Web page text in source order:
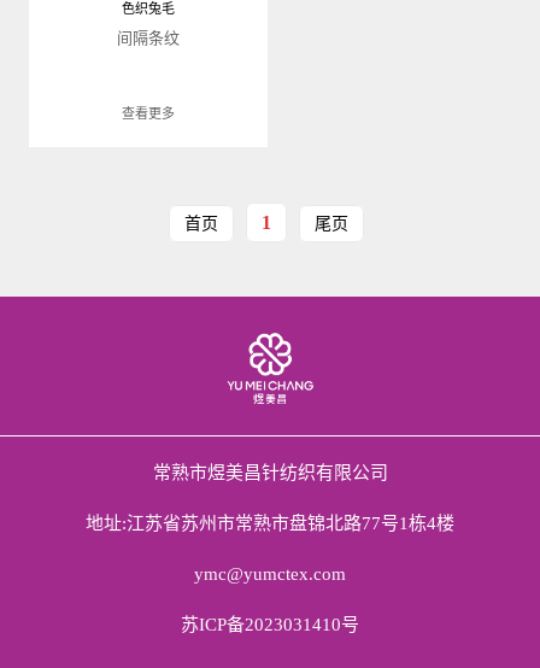
色织兔毛
间隔条纹
查看更多
首页 1 尾页
常熟市煜美昌针纺织有限公司
地址:江苏省苏州市常熟市盘锦北路77号1栋4楼
ymc@yumctex.com
苏ICP备2023031410号